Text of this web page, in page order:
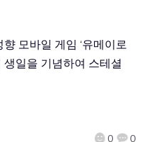
0 0
모바일 게임 ‘유메이로
생일을 기념하여 스테셜